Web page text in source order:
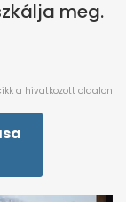
meg.